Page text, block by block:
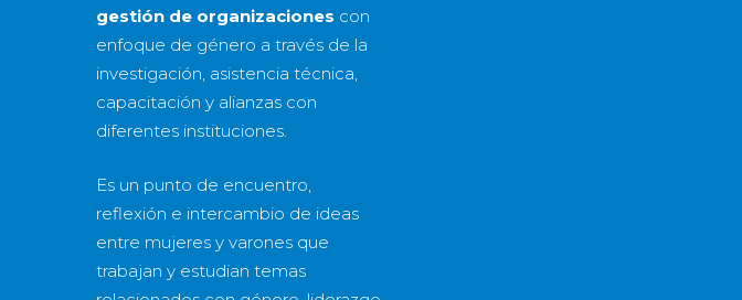
gestión de organizaciones con
enfoque de género a través de la
investigación, asistencia técnica,
capacitación y alianzas con
diferentes instituciones.
Es un punto de encuentro,
reflexión e intercambio de ideas
entre mujeres y varones que
trabajan y estudian temas